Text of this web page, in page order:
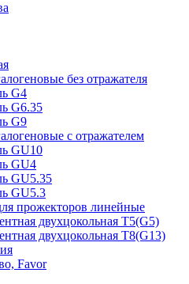
без отражателя
G4
G6.35
G9
с отражателем
GU10
GU4
GU5.35
GU5.3
прожекторов линейные
двухцокольная Т5(G5)
двухцокольная Т8(G13)
Favor